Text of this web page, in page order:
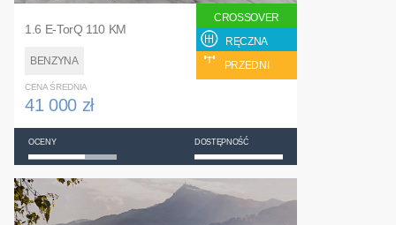
1.6 E-TorQ 110 KM
BENZYNA
CROSSOVER
RĘCZNA
PRZEDNI
CENA ŚREDNIA
41 000 zł
OCENY DOSTĘPNOŚĆ